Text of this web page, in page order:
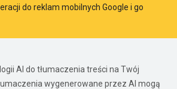
do reklam mobilnych Google i go
AI do tłumaczenia treści na Twój
wygenerowane przez AI mogą